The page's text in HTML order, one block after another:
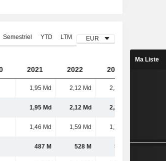
Semestriel YTD LTM EUR
2021 2022 2023
1,95 Md 2,12 Md 2,26 Md
1,95 Md 2,12 Md 2,26 Md
1,46 Md 1,59 Md 1,71 Md
487 M 528 M 548 M
Ma Liste